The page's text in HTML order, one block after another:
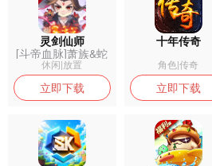
灵剑仙师
[斗帝血脉]萧族&蛇
族谁与争...
休闲|放置
立即下载
十年传奇
角色|传奇
立即下载